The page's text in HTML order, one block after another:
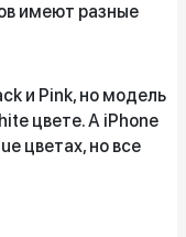
имеют разные
и Pink, но модель
цвете. А iPhone
цветах, но все